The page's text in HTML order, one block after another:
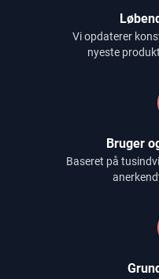
Vi opdaterer
nyeste
Bruger
Baseret på